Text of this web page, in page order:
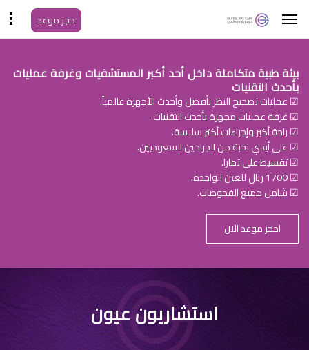
حجز موعد
بيئة طبية متكاملة داخل أحد أكبر المستشفيات وغرفة عمليات
بأحدث التقنيات
☑ عمليات تصحيح النظر بأفضل وأحدث الأجهزة عالمياً.
☑ غرفة عمليات مجهزة بأحدث التقنيات.
☑ راحة أكبر وإجراءات أكثر سلاسة.
☑ على أيدي نخبة من الجراحين السعوديين.
☑ تقسيط على تمارا.
☑ 1700 ريال للعين الواحدة.
☑ شامل جميع الفحوصات.
احجز موعد الان
استشاريون عيون